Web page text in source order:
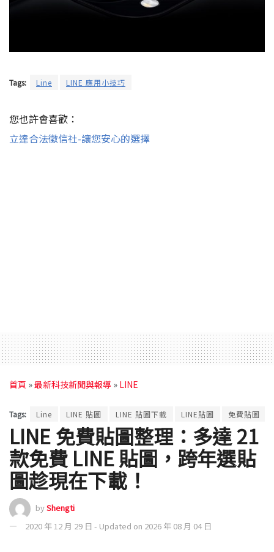
Tags: Line LINE 應用小技巧
您也許會喜歡：
立達合法徵信社-讓您安心的選擇
首頁 »最新科技新聞與報導 » LINE
Tags: Line LINE 貼圖 LINE 貼圖下載 LINE貼圖 免費貼圖
LINE 免費貼圖整理：多達 21
款免費 LINE 貼圖，跨年選貼
圖趁現在下載！
byShengti
2020 年 12 月 29 日 - Updated on 2026 年 08 月 04 日